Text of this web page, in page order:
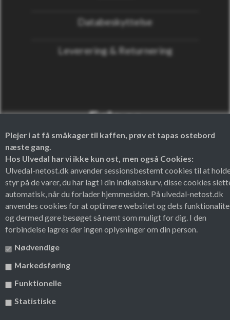
Plejer i at få småkager til kaffen, prøv et tapas ostebord
næste gang.
Hos Ulvedal har vi ikke kun ost, men også Cookies:
Ulvedal-netost.dk anvender sessionsbestemt cookies til at
styr på de varer, du har lagt i din indkøbskurv, disse cookies
automatisk, når du forlader hjemmesiden. På ulvedal-netost.dk
anvendes cookies for at optimere websitet og dets
og dermed gøre besøget så nemt som muligt for dig. I den
forbindelse lagres der ingen oplysninger om din person.
Nødvendige
Markedsføring
Funktionelle
Statistiske
Databeskyttelse
Leverering & Returnering
Følg os